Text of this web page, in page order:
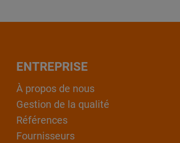
ENTREPRISE
À propos de nous
Gestion de la qualité
Références
Fournisseurs